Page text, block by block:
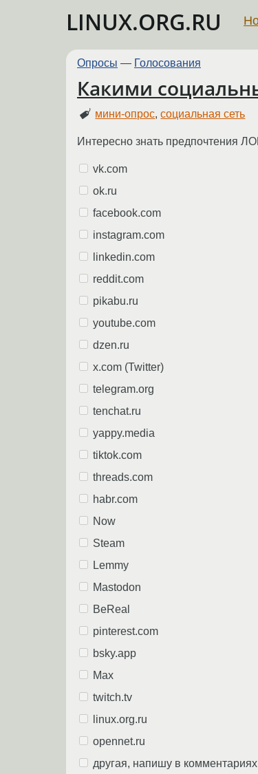
LINUX.ORG.RU
Опросы — Голосования
Какими
мини-опрос,социальная сеть
Интересно знать предпочтения
vk.com
ok.ru
facebook.com
instagram.com
linkedin.com
reddit.com
pikabu.ru
youtube.com
dzen.ru
x.com (Twitter)
telegram.org
tenchat.ru
yappy.media
tiktok.com
threads.com
habr.com
Now
Steam
Lemmy
Mastodon
BeReal
pinterest.com
bsky.app
Max
twitch.tv
linux.org.ru
opennet.ru
другая, напишу в комментариях